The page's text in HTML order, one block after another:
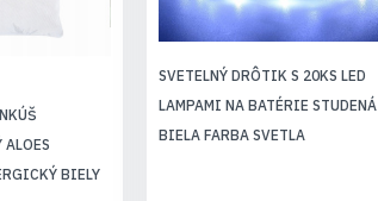
ALOES
BIELY
SVETELNÝ DRÔTIK S 20KS LED
LAMPAMI NA BATÉRIE STUDENÁ
BIELA FARBA SVETLA